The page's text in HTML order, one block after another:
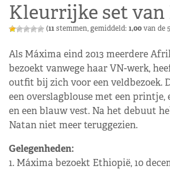
Kleurrijke set van
(11stemmen, gemiddeld: 1,00van de
Als Máxima eind 2013 meerdere
bezoekt vanwege haar VN-werk,
outfit bij zich voor een veldbezoek.
een overslagblouse met een printje,
en een blauw vest. Na het debuut
Natan niet meer teruggezien.
Gelegenheden:
1. Máxima bezoekt Ethiopië, 10